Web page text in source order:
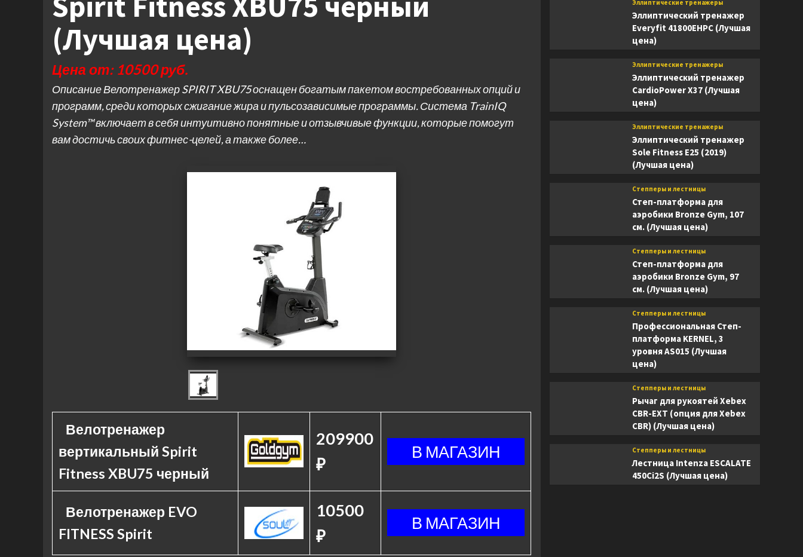
(Лучшая цена)
Цена от: 10500 руб.
Описание Велотренажер SPIRIT XBU75 оснащен богатым пакетом востребованных опций и
программ, среди которых сжигание жира и пульсозависимые программы. Система TrainIQ
System™ включает в себя интуитивно понятные и отзывчивые функции, которые помогут
вам достичь своих фитнес-целей, а также более…
Велотренажер
вертикальный Spirit
Fitness XBU75 черный
209900
₽
Велотренажер EVO
FITNESS Spirit
10500
₽
Эллиптические тренажеры
Эллиптический тренажер
Everyfit 41800EHPC (Лучшая
цена)
Эллиптические тренажеры
Эллиптический тренажер
CardioPower X37 (Лучшая
цена)
Эллиптические тренажеры
Эллиптический тренажер
Sole Fitness E25 (2019)
(Лучшая цена)
Степперы и лестницы
Степ-платформа для
аэробики Bronze Gym, 107
см. (Лучшая цена)
Степперы и лестницы
Степ-платформа для
аэробики Bronze Gym, 97
см. (Лучшая цена)
Степперы и лестницы
Профессиональная Степ-
платформа KERNEL, 3
уровня AS015 (Лучшая
цена)
Степперы и лестницы
Рычаг для рукоятей Xebex
CBR-EXT (опция для Xebex
CBR) (Лучшая цена)
Степперы и лестницы
Лестница Intenza ESCALATE
450Ci2S (Лучшая цена)